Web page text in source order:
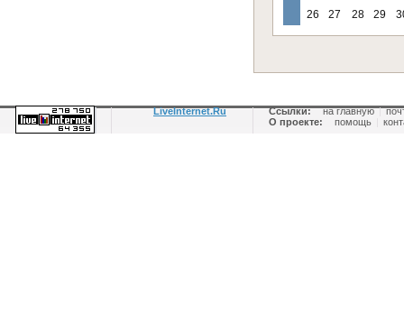
26
27 28 29
LiveInternet.Ru Ссылки: на главную |
О проекте:
помощь